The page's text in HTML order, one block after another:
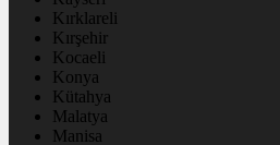
Kırklareli
Kırşehir
Kocaeli
Konya
Kütahya
Malatya
Manisa